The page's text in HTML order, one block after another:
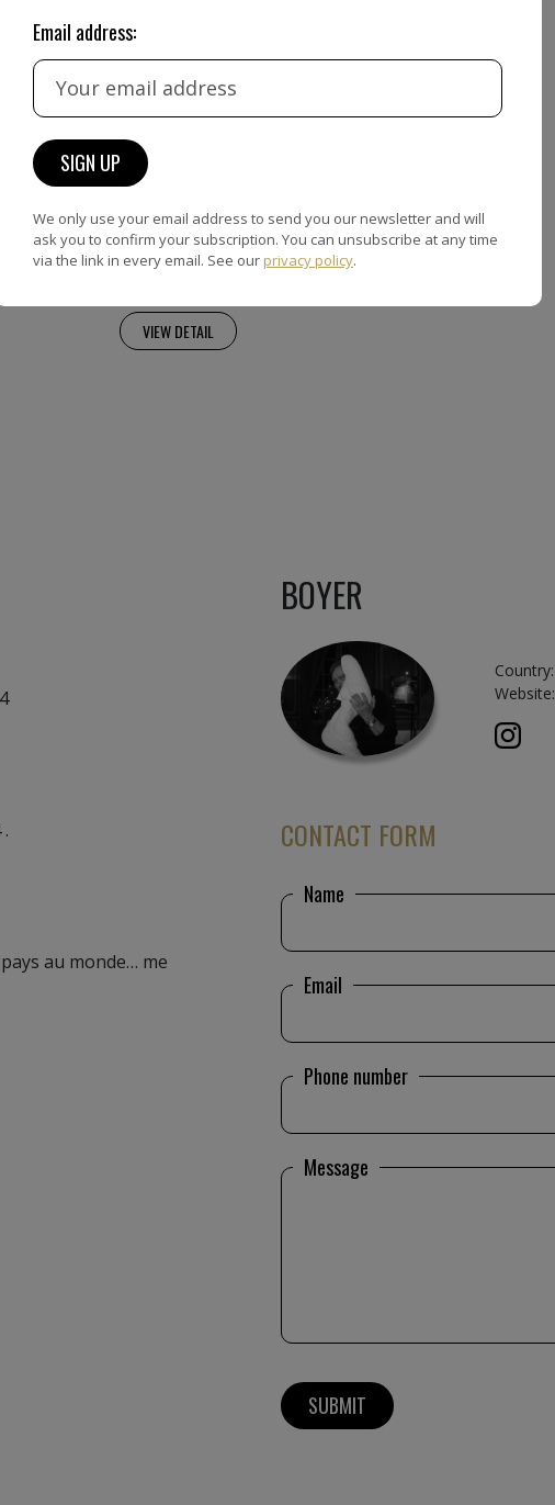
is a French sculptor known for
concept of Sculpture Modulable.
has created works composed of
that can be moved and
VIEW DETAIL
au monde… me
BOYER
Country:
Website:
CONTACT FORM
Name
Email
Phone number
Message
Email address:
We only use your email address to send you our newsletter and will
ask you to confirm your subscription. You can unsubscribe at any time
via the link in every email. See our privacy policy.